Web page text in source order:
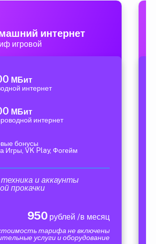
интернет
игровой
МБит
интернет
МБит
интернет
бонусы
Игры, VK Play, Фогейм
и аккаунты
прокачки
950 рублей /в месяц
тарифа не включены
услуги и оборудование